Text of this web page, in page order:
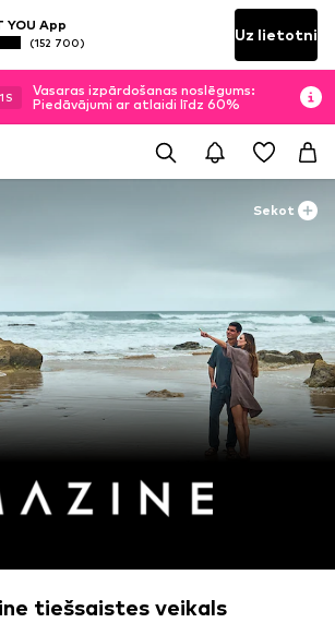
YOU App
(152 700) Uz lietotni
S
Vasaras izpārdošanas noslēgums:
Piedāvājumi ar atlaidi līdz 60%
Sekot
tiešsaistes veikals